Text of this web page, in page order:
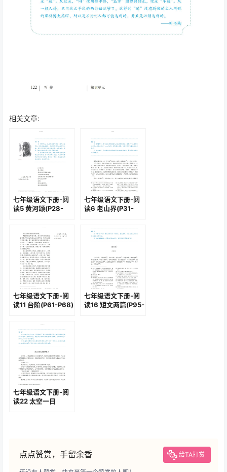
相关文章:
七年级语文下册-阅
读5 黄河颂(P28-
七年级语文下册-阅
读6 老山界(P31-
七年级语文下册-阅
读11 台阶(P61-P68)
七年级语文下册-阅
读16 短文两篇(P95-
七年级语文下册-阅
读22 太空一日
点点赞赏，手留余香 给TA打赏